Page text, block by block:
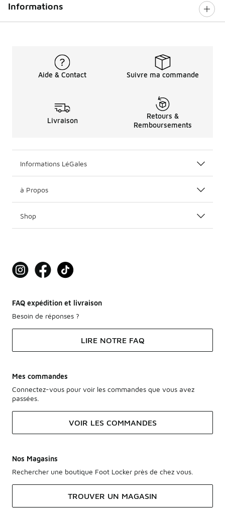
Informations
Aide & Contact Suivre ma commande
Livraison
Retours &
Remboursements
Informations LéGales
à Propos
Shop
FAQ expédition et livraison
Besoin de réponses ?
LIRE NOTRE FAQ
Mes commandes
Connectez-vous pour voir les commandes que vous avez
passées.
VOIR LES COMMANDES
Nos Magasins
Rechercher une boutique Foot Locker près de chez vous.
TROUVER UN MAGASIN